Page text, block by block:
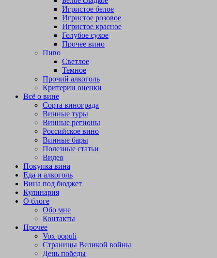
Игристое белое
Игристое розовое
Игристое красное
Голубое сухое
Прочее вино
Пиво
Светлое
Темное
Прочий алкоголь
Критерии оценки
Всё о вине
Сорта винограда
Винные туры
Винные регионы
Российское вино
Винные бары
Полезные статьи
Видео
Покупка вина
Еда и алкоголь
Вина под бюджет
Кулинария
О блоге
Обо мне
Контакты
Прочее
Vox populi
Страницы Великой войны
День победы